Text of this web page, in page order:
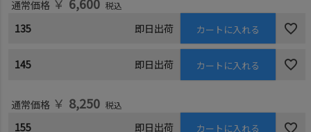
通常価格 税込
135 即日出荷 カートに入れる
145 即日出荷 カートに入れる
通常価格 ￥ 8,250 税込
155 即日出荷 カートに入れる